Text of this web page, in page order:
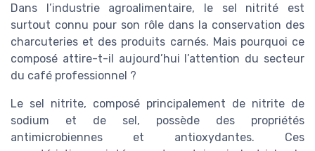
Dans l’industrie agroalimentaire, le sel nitrité est
surtout connu pour son rôle dans la conservation des
charcuteries et des produits carnés. Mais pourquoi ce
composé attire-t-il aujourd’hui l’attention du secteur
du café professionnel ?
Le sel nitrite, composé principalement de nitrite de
sodium et de sel, possède des propriétés
antimicrobiennes et antioxydantes. Ces